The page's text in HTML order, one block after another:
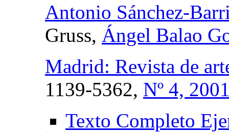
Antonio Sánchez-
Gruss, Ángel Balao
Madrid: Revista de
1139-5362, Nº 4,
Texto Completo